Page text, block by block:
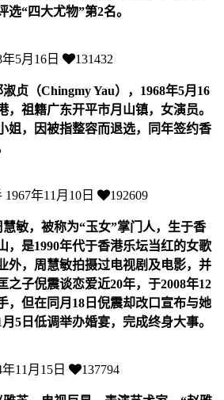
选“四大尤物”第2名。
年5月16日 131432
淑贞（Chingmy Yau），1968年5月16
，祖籍广东开平市月山镇，女演员。
姐，因被指整容而退选，同年签约香
1967年11月10日 192609
慧敏，被称为“玉女”掌门人，生于香
，是1990年代于香港乐坛当红的女歌
外，周慧敏拍摄过电视剧及电影，并
之子倪震谈恋爱近20年，于2008年12
，但在同月18日倪震却改口宣布与她
5日低调举办婚宴，完成终身大事。
年11月15日 137794